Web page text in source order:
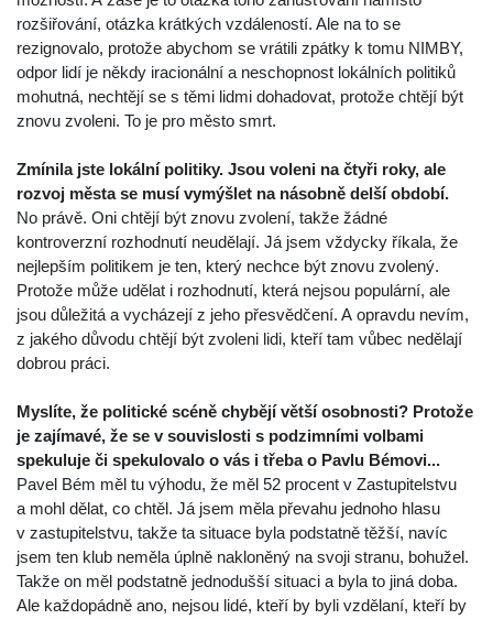
rozšiřování, otázka krátkých vzdáleností. Ale na to se
rezignovalo, protože abychom se vrátili zpátky k tomu NIMBY,
odpor lidí je někdy iracionální a neschopnost lokálních politiků
mohutná, nechtějí se s těmi lidmi dohadovat, protože chtějí být
znovu zvoleni. To je pro město smrt.
Zmínila jste lokální politiky. Jsou voleni na čtyři roky, ale
rozvoj města se musí vymýšlet na násobně delší období.
No právě. Oni chtějí být znovu zvolení, takže žádné
kontroverzní rozhodnutí neudělají. Já jsem vždycky říkala, že
nejlepším politikem je ten, který nechce být znovu zvolený.
Protože může udělat i rozhodnutí, která nejsou populární, ale
jsou důležitá a vycházejí z jeho přesvědčení. A opravdu nevím,
z jakého důvodu chtějí být zvoleni lidi, kteří tam vůbec nedělají
dobrou práci.
Myslíte, že politické scéně chybějí větší osobnosti? Protože
je zajímavé, že se v souvislosti s podzimními volbami
spekuluje či spekulovalo o vás i třeba o Pavlu Bémovi...
Pavel Bém měl tu výhodu, že měl 52 procent v Zastupitelstvu
a mohl dělat, co chtěl. Já jsem měla převahu jednoho hlasu
v zastupitelstvu, takže ta situace byla podstatně těžší, navíc
jsem ten klub neměla úplně nakloněný na svoji stranu, bohužel.
Takže on měl podstatně jednodušší situaci a byla to jiná doba.
Ale každopádně ano, nejsou lidé, kteří by byli vzdělaní, kteří by